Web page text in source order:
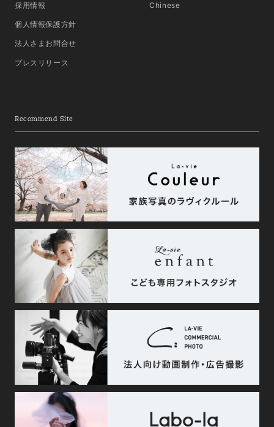
採用情報
個人情報保護方針
法人さまお問合せ
プレスリリース
Chinese
Recommend Site